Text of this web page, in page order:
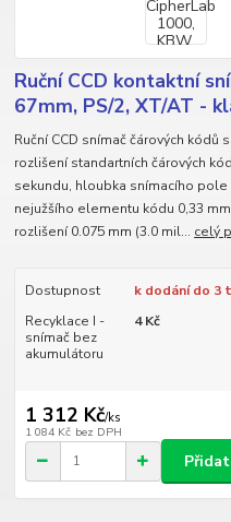
Ruční CCD kontaktní
67mm, PS/2, XT/AT -
Ruční CCD snímač čárových
rozlišení standartních čárových
sekundu, hloubka snímacího
nejužšího elementu kódu 0,33
rozlišení 0.075 mm (3.0 mil... celý
Dostupnost
k dodání do 3
Recyklace I -
snímač bez
akumulátoru
4 Kč
1 312 Kč/ks
1 084 Kč bez DPH